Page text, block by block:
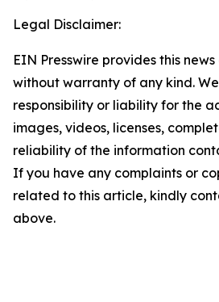
Legal Disclaimer:
EIN Presswire provides this
without warranty of any kind.
responsibility or liability for the
images, videos, licenses,
reliability of the information
If you have any complaints or
related to this article, kindly
above.